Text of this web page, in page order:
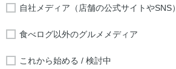
自社メディア（店舗の公式サイトやSNS）
食べログ以外のグルメメディア
これから始める / 検討中